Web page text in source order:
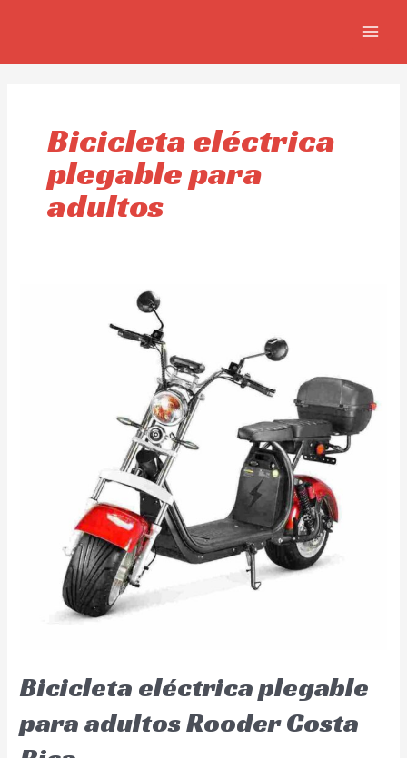
Bicicleta eléctrica
plegable para
adultos
Bicicleta eléctrica plegable
para adultos Rooder Costa